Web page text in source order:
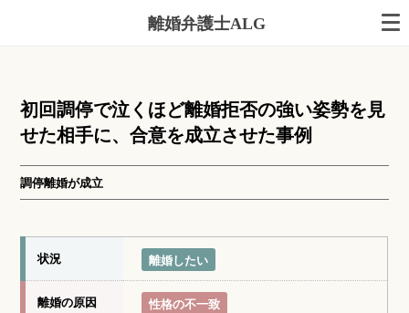
離婚弁護士ALG
初回調停で泣くほど離婚拒否の強い姿勢を見
せた相手に、合意を成立させた事例
調停離婚が成立
状況 離婚したい
離婚の原因 性格の不一致